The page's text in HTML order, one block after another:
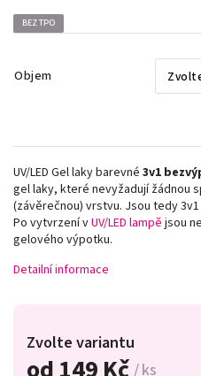
BEZ TPO
Objem
/ ks
Zvolte variantu
UV/LED Gel laky barevné 3v1
gel laky, které nevyžadují žádnou
(závěrečnou) vrstvu. Jsou tedy
Po vytvrzení vUV/LED lampě jsou
gelového výpotku.
Detailní informace